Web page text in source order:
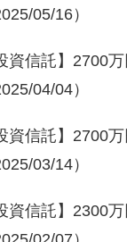
05/16）
資信託】2700
04/04）
資信託】2700
03/14）
資信託】2300